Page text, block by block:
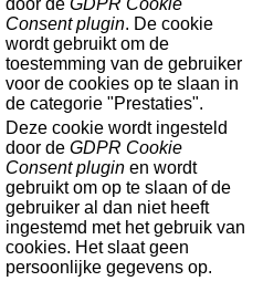
door de GDPR Cookie
Consent plugin. De cookie
wordt gebruikt om de
toestemming van de gebruiker
voor de cookies op te slaan in
de categorie "Prestaties".
Deze cookie wordt ingesteld
door de GDPR Cookie
Consent plugin en wordt
gebruikt om op te slaan of de
gebruiker al dan niet heeft
ingestemd met het gebruik van
cookies. Het slaat geen
persoonlijke gegevens op.